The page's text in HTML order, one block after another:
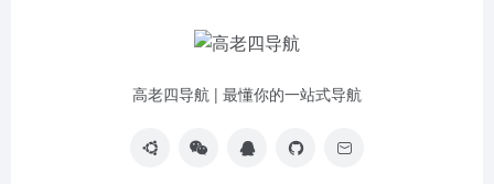
高老四导航 | 最懂你的一站式导航